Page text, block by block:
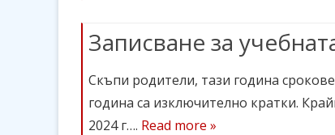
КОНТАКТИ
УЧЕБНА 2026/27
УЧЕБНА 2024/25
Записване за
Скъпи родители, тази година
година са изключително кратки.
2024 г…. Read more »